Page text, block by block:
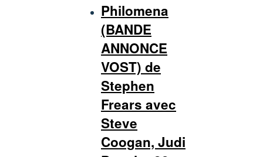
Philomena
(BANDE
ANNONCE
VOST) de
Stephen
Frears avec
Steve
Coogan, Judi